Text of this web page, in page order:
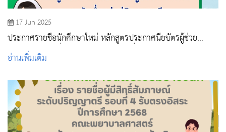
17 Jun 2025
ประกาศรายชื่อนักศึกษาใหม่ หลักสูตรประกาศนียบัตรผู้ช่วย
พยาบาล ระดับต่ำกว่าปริญญาตรี รอบที่ 4 ปีการศึกษา 2568
อ่านเพิ่มเติม